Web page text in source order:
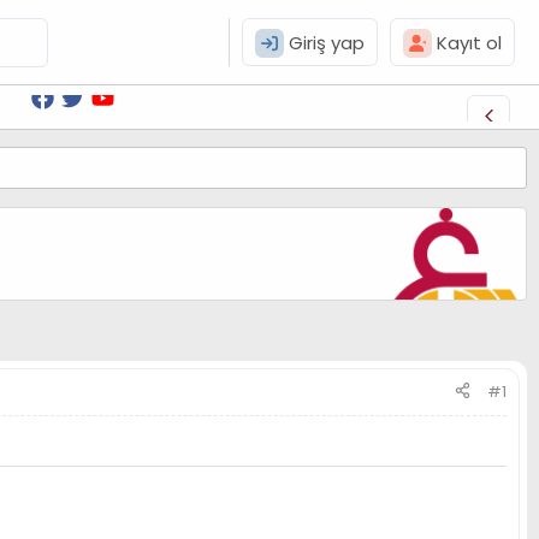
Giriş yap Kayıt ol
#1